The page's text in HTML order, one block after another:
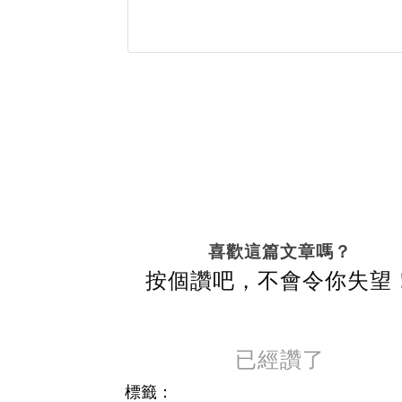
喜歡這篇文章嗎？
按個讚吧，不會令你失望
已經讚了
標籤：